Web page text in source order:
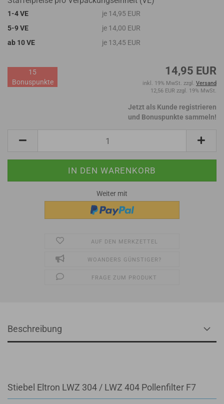
1-4 VE
je 14,95 EUR
5-9 VE
je 14,00 EUR
ab 10 VE
je 13,45 EUR
14,95 EUR
inkl. 19% MwSt. zzgl. Versand
12,56 EUR zzgl. 19% MwSt.
15
Bonuspunkte
Jetzt als Kunde registrieren
und Bonuspunkte sammeln!
Weiter mit
AUF DEN MERKZETTEL
WOANDERS GÜNSTIGER?
FRAGE ZUM PRODUKT
Beschreibung
Stiebel Eltron LWZ 304 / LWZ 404 Pollenfilter F7